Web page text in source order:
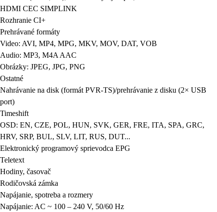
Rozhranie CI+
Prehrávané formáty
Video: AVI, MP4, MPG, MKV, MOV, DAT, VOB
Audio: MP3, M4A AAC
Obrázky: JPEG, JPG, PNG
Ostatné
Nahrávanie na disk (formát PVR-TS)/prehrávanie z disku (2× USB
port)
Timeshift
OSD: EN, CZE, POL, HUN, SVK, GER, FRE, ITA, SPA, GRC,
HRV, SRP, BUL, SLV, LIT, RUS, DUT...
Elektronický programový sprievodca EPG
Teletext
Hodiny, časovač
Rodičovská zámka
Napájanie, spotreba a rozmery
Napájanie: AC ~ 100 – 240 V, 50/60 Hz
Rozmery so stojanom: 720 × 464 × 225 mm